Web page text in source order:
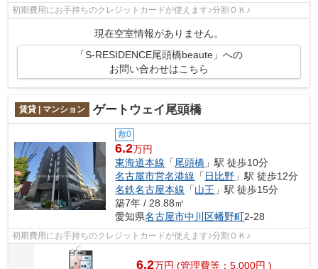
初期費用にお手持ちのクレジットカードが使えます♪分割ＯＫ♪
現在空室情報がありません。
「S-RESIDENCE尾頭橋beaute」への
お問い合わせはこちら
賃貸 | マンション ゲートウェイ尾頭橋
敷0
6.2万円
東海道本線 「尾頭橋 」駅 徒歩10分
名古屋市営名港線 「 日比野 」駅 徒歩12分
名鉄名古屋本線 「山王 」駅 徒歩15分
築7年 / 28.88㎡
愛知県名古屋市中川区幡野町2-28
初期費用にお手持ちのクレジットカードが使えます♪分割ＯＫ♪
6.2万円 (管理費等：5,000円 )